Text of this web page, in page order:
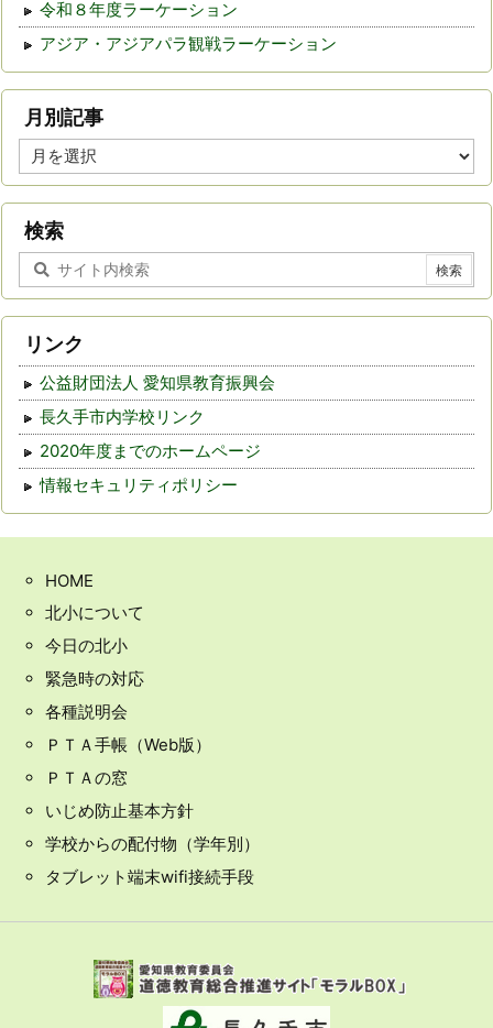
令和８年度ラーケーション
アジア・アジアパラ観戦ラーケーション
月別記事
月
別
記
検索
リンク
公益財団法人 愛知県教育振興会
長久手市内学校リンク
2020年度までのホームページ
情報セキュリティポリシー
HOME
北小について
今日の北小
緊急時の対応
各種説明会
ＰＴＡ手帳（Web版）
ＰＴＡの窓
いじめ防止基本方針
学校からの配付物（学年別）
タブレット端末wifi接続手段